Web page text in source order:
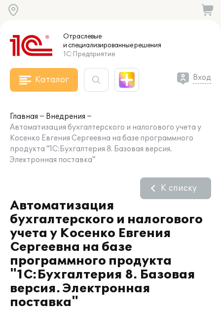
Отраслевые
и специализированныерешения
1С:Предприятие
Каталог Вход
Главная
Внедрения
Автоматизация бухгалтерского и налогового учета у
Косенко Евгения Сергеевна на базе программного
продукта "1С:Бухгалтерия 8. Базовая версия.
Электронная поставка"
Автоматизация
бухгалтерского и налогового
учета у Косенко Евгения
Сергеевна на базе
программного продукта
"1С:Бухгалтерия 8. Базовая
версия. Электронная
поставка"
К списку